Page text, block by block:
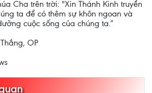
Cha trên trời: "Xin Thánh Kinh truyền
ta để có thêm sự khôn ngoan và
cuộc sống của chúng ta.”
OP